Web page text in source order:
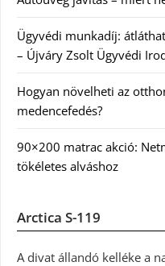
Ügyvédi munkadíj:
– Újváry Zsolt Ügyvédi
Hogyan növelheti az
medencefedés?
90×200 matrac akció:
tökéletes alváshoz
Arctica S-119
A divat állandó kelléke a